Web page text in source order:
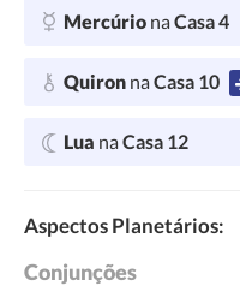
Mercúrio naCasa 4
Quiron naCasa 10
Lua naCasa 12
Aspectos Planetários:
Conjunções